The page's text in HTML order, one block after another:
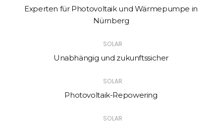
Experten für Photovoltaik und Wärmepumpe in
Nürnberg
SOLAR
Unabhängig und zukunftssicher
SOLAR
Photovoltaik-Repowering
SOLAR